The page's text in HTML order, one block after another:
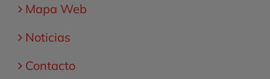
Mapa Web
Noticias
Contacto